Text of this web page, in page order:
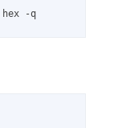
hex -q